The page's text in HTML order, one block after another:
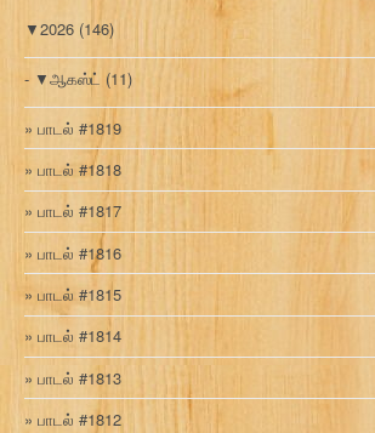
▼2026 (146)
▼ஆகஸ்ட் (11)
பாடல் #1819
பாடல் #1818
பாடல் #1817
பாடல் #1816
பாடல் #1815
பாடல் #1814
பாடல் #1813
பாடல் #1812